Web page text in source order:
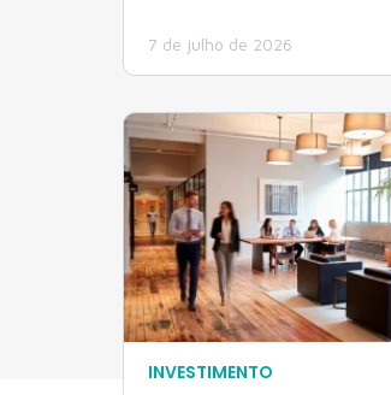
7 de julho de 2026
INVESTIMENTO